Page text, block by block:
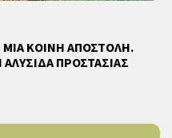
ΜΙΑ ΚΟΙΝΗ ΑΠΟΣΤΟΛΗ.
ΠΡΟΣΤΑΣΙΑΣ